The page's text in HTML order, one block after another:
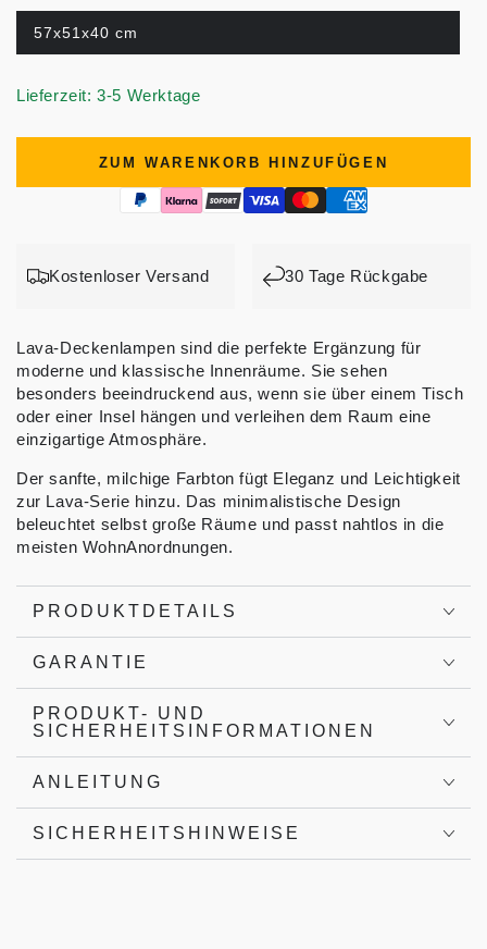
57x51x40 cm
Lieferzeit: 3-5 Werktage
ZUM WARENKORB HINZUFÜGEN
Kostenloser Versand 30 Tage Rückgabe
Lava-Deckenlampen sind die perfekte Ergänzung für
moderne und klassische Innenräume. Sie sehen
besonders beeindruckend aus, wenn sie über einem Tisch
oder einer Insel hängen und verleihen dem Raum eine
einzigartige Atmosphäre.
Der sanfte, milchige Farbton fügt Eleganz und Leichtigkeit
zur Lava-Serie hinzu. Das minimalistische Design
beleuchtet selbst große Räume und passt nahtlos in die
meisten WohnAnordnungen.
PRODUKTDETAILS
GARANTIE
PRODUKT- UND
SICHERHEITSINFORMATIONEN
ANLEITUNG
SICHERHEITSHINWEISE